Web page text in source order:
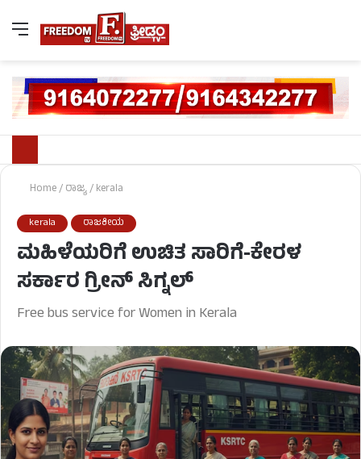
Home/ರಾಜ್ಯ/kerala
kerala ರಾಜಕೀಯ
ಮಹಿಳೆಯರಿಗೆ ಉಚಿತ ಸಾರಿಗೆ-ಕೇರಳ
ಸರ್ಕಾರ ಗ್ರೀನ್ ಸಿಗ್ನಲ್
Free bus service for Women in Kerala